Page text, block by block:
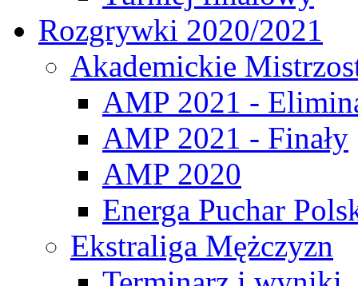
Rozgrywki 2020/2021
Akademickie
AMP 2021 -
AMP 2021 - Finały
AMP 2020
Energa Puchar
Ekstraliga Mężczyzn